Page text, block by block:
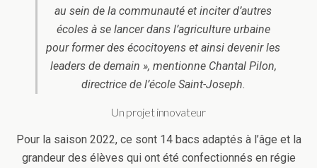
au sein de la communauté et inciter d’autres
écoles à se lancer dans l’agriculture urbaine
pour former des écocitoyens et ainsi devenir les
leaders de demain », mentionne Chantal Pilon,
directrice de l’école Saint-Joseph.
Un projet innovateur
Pour la saison 2022, ce sont 14 bacs adaptés à l’âge et la
grandeur des élèves qui ont été confectionnés en régie